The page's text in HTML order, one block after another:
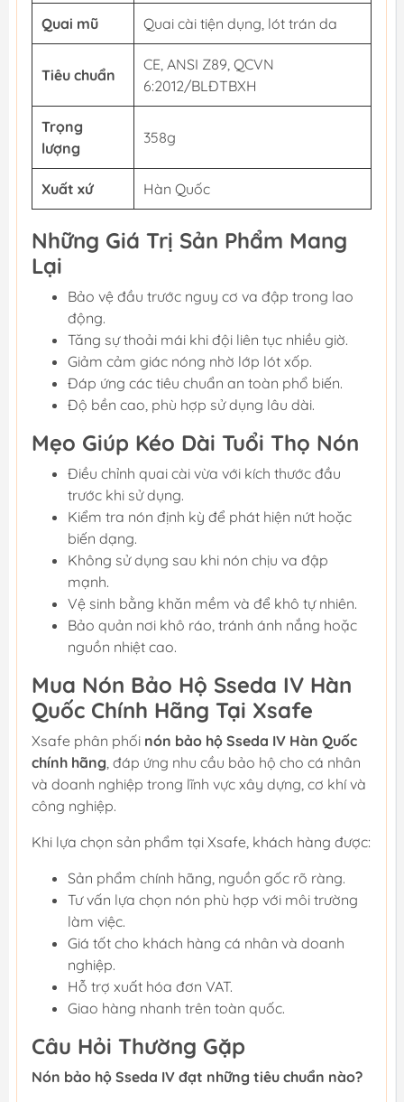
Quai mũ Quai cài tiện dụng, lót trán da
Tiêu chuẩn
CE, ANSI Z89, QCVN
6:2012/BLĐTBXH
Trọng
lượng
358g
Xuất xứ Hàn Quốc
Những Giá Trị Sản Phẩm Mang
Lại
Bảo vệ đầu trước nguy cơ va đập trong lao
động.
Tăng sự thoải mái khi đội liên tục nhiều giờ.
Giảm cảm giác nóng nhờ lớp lót xốp.
Đáp ứng các tiêu chuẩn an toàn phổ biến.
Độ bền cao, phù hợp sử dụng lâu dài.
Mẹo Giúp Kéo Dài Tuổi Thọ Nón
Điều chỉnh quai cài vừa với kích thước đầu
trước khi sử dụng.
Kiểm tra nón định kỳ để phát hiện nứt hoặc
biến dạng.
Không sử dụng sau khi nón chịu va đập
mạnh.
Vệ sinh bằng khăn mềm và để khô tự nhiên.
Bảo quản nơi khô ráo, tránh ánh nắng hoặc
nguồn nhiệt cao.
Mua Nón Bảo Hộ Sseda IV Hàn
Quốc Chính Hãng Tại Xsafe
Xsafe phân phối nón bảo hộ Sseda IV Hàn Quốc
chính hãng , đáp ứng nhu cầu bảo hộ cho cá nhân
và doanh nghiệp trong lĩnh vực xây dựng, cơ khí và
công nghiệp.
Khi lựa chọn sản phẩm tại Xsafe, khách hàng được:
Sản phẩm chính hãng, nguồn gốc rõ ràng.
Tư vấn lựa chọn nón phù hợp với môi trường
làm việc.
Giá tốt cho khách hàng cá nhân và doanh
nghiệp.
Hỗ trợ xuất hóa đơn VAT.
Giao hàng nhanh trên toàn quốc.
Câu Hỏi Thường Gặp
Nón bảo hộ Sseda IV đạt những tiêu chuẩn nào?